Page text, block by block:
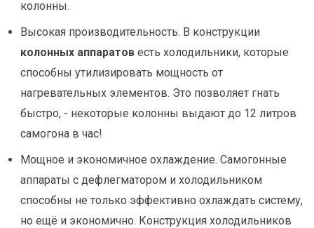
колонны.
Высокая производительность. В конструкции
колонных аппаратов есть холодильники, которые
способны утилизировать мощность от
нагревательных элементов. Это позволяет гнать
быстро, - некоторые колонны выдают до 12 литров
самогона в час!
Мощное и экономичное охлаждение. Самогонные
аппараты с дефлегматором и холодильником
способны не только эффективно охлаждать систему,
но ещё и экономично. Конструкция холодильников